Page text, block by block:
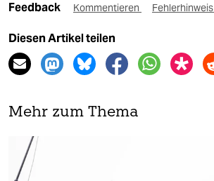
Feedback Kommentieren Fehlerhinweis
Diesen Artikel teilen
Mehr zum Thema